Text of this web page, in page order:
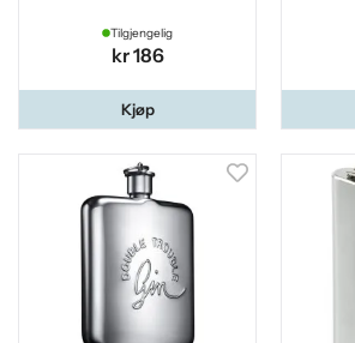
Tilgjengelig
kr 186
Kjøp